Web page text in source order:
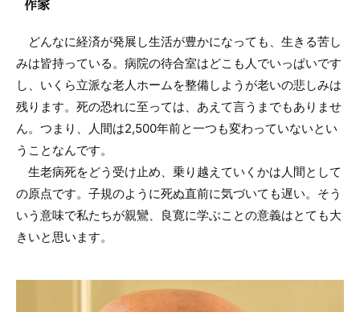
作家
どんなに経済が発展し生活が豊かになっても、生きる苦し
みは皆持っている。病院の待合室はどこも人でいっぱいです
し、いくら立派な老人ホームを整備しようが老いの悲しみは
残ります。死の恐れに至っては、あえて言うまでもありませ
ん。つまり、人間は2,500年前と一つも変わっていないとい
うことなんです。
生老病死をどう受け止め、乗り越えていくかは人間として
の原点です。子規のように死ぬ直前に気づいても遅い。そう
いう意味で私たちが親鸞、良寛に学ぶことの意義はとても大
きいと思います。